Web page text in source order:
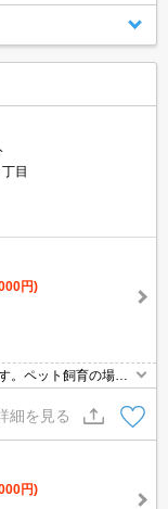
目
円)
。ペット飼育の場
友達に自慢しちゃい
細を見る
円)